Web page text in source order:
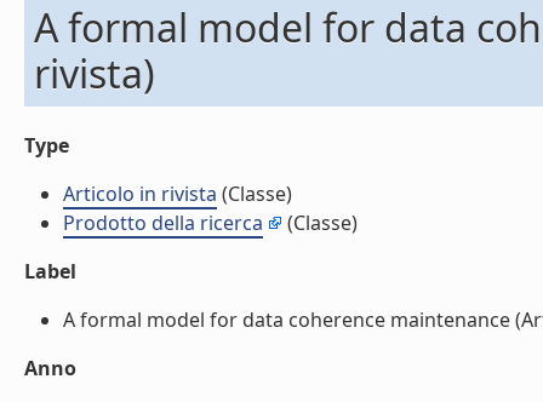
A formal model for data
rivista)
Type
Articolo in rivista (Classe)
Prodotto della ricerca
(Classe)
Label
A formal model for data coherence maintenance
Anno